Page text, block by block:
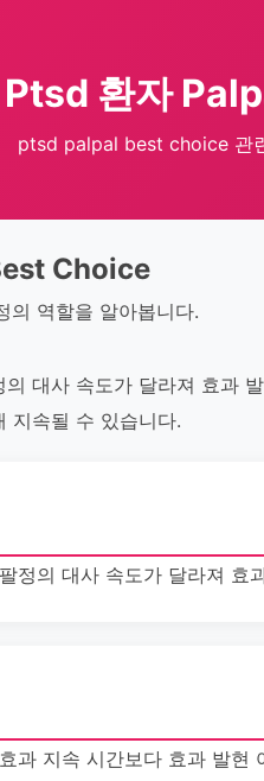
Ptsd 환자
ptsd palpal best choice 관
Choice
의 역할을 알아봅니다.
대사 속도가 달라져 효과
지속될 수 있습니다.
정의 대사 속도가 달라져 효
과 지속 시간보다 효과 발